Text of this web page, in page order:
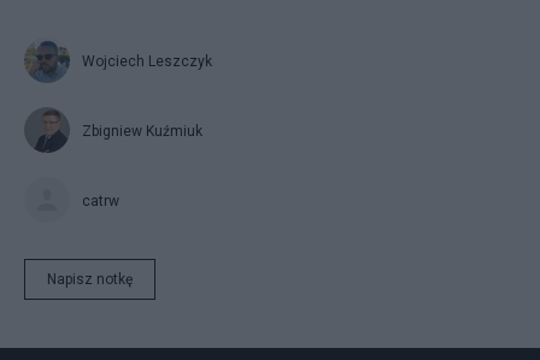
Wojciech Leszczyk
Zbigniew Kuźmiuk
catrw
Napisz notkę